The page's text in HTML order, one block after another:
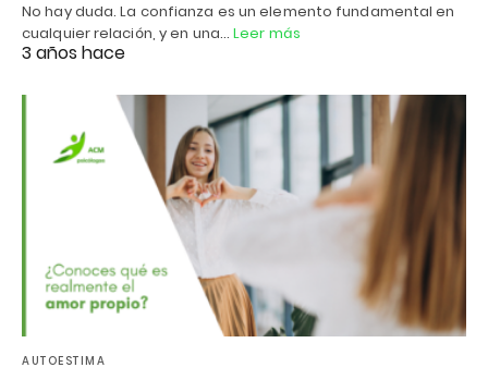
No hay duda. La confianza es un elemento fundamental en
cualquier relación, y en una…Leer más
3 años hace
AUTOESTIMA